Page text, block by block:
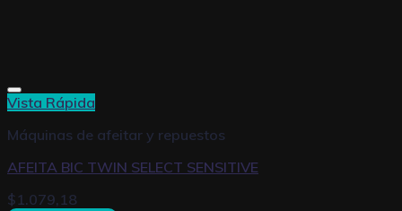
Vista Rápida
Máquinas de afeitar y repuestos
AFEITA BIC TWIN SELECT SENSITIVE
$ 1.079,18